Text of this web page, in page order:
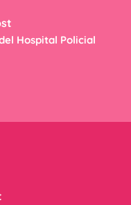
Hospital Policial